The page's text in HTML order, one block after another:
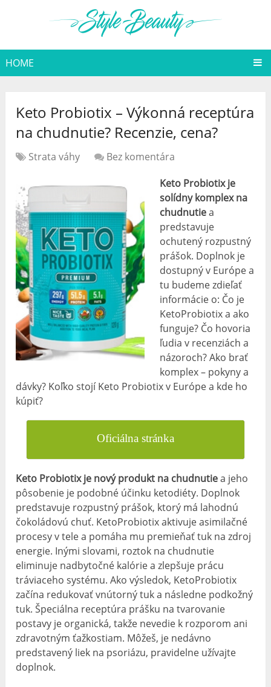
HOME
Keto Probiotix – Výkonná receptúra
​​na chudnutie? Recenzie, cena?
Strata váhy
Bez komentára
Keto Probiotix je
solídny komplex na
chudnutiea
predstavuje
ochutený rozpustný
prášok. Doplnok je
dostupný v Európe a
tu budeme zdieľať
informácie o: Čo je
KetoProbiotix a ako
funguje? Čo hovoria
ľudia v recenziách a
názoroch? Ako brať
komplex – pokyny a
dávky? Koľko stojí Keto Probiotix v Európe a kde ho
kúpiť?
Oficiálna stránka
Keto Probiotix je nový produkt na chudnutiea jeho
pôsobenie je podobné účinku ketodiéty. Doplnok
predstavuje rozpustný prášok, ktorý má lahodnú
čokoládovú chuť. KetoProbiotix aktivuje asimilačné
procesy v tele a pomáha mu premieňať tuk na zdroj
energie. Inými slovami, roztok na chudnutie
eliminuje nadbytočné kalórie a zlepšuje prácu
tráviaceho systému. Ako výsledok, KetoProbiotix
začína redukovať vnútorný tuk a následne podkožný
tuk. Špeciálna receptúra ​​prášku na tvarovanie
postavy je organická, takže nevedie k rozporom ani
zdravotným ťažkostiam. Môžeš, je nedávno
predstavený liek na psoriázu, pravidelne užívajte
doplnok.